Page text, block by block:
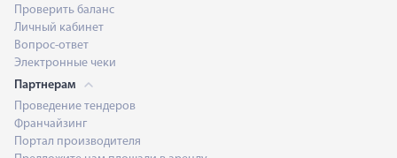
Проверить баланс
Личный кабинет
Вопрос-ответ
Электронные чеки
Партнерам
Проведение тендеров
Франчайзинг
Портал производителя